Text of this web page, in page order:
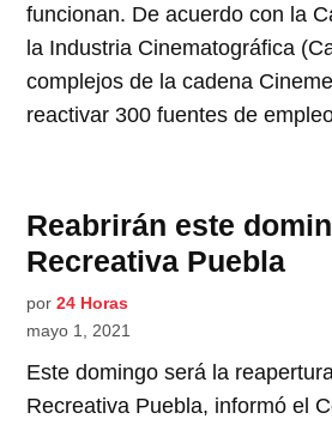
funcionan. De acuerdo con la
la Industria Cinematográfica
complejos de la cadena
reactivar 300 fuentes de
Reabrirán este
Recreativa Puebla
por 24 Horas
mayo 1, 2021
Este domingo será la
Recreativa Puebla, informó el